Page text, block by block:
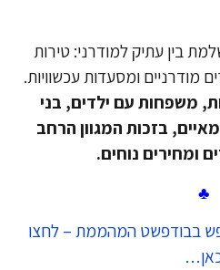
עתיק למודרני: טירות
ומסעדות עכשוויות.
עם ילדים, בני
בזכות המגוון הרחב
נוחים.
בבודפשט המהממת – לחצו